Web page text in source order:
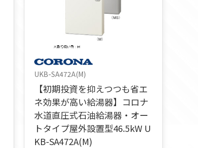
UKB-SA472A(M)
【初期投資を抑えつつも省エ
ネ効果が高い給湯器】コロナ
水道直圧式石油給湯器・オー
トタイプ屋外設置型46.5kW U
KB-SA472A(M)